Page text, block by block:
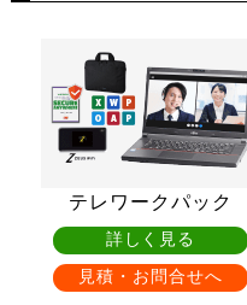
テレワークパック
詳しく見る
見積・お問合せへ